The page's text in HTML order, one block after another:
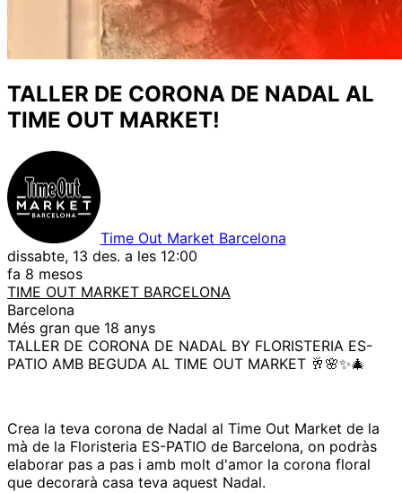
TALLER DE CORONA DE NADAL AL
TIME OUT MARKET!
Time Out Market Barcelona
dissabte, 13 des. a les 12:00
fa 8 mesos
TIME OUT MARKET BARCELONA
Barcelona
Més gran que 18 anys
TALLER DE CORONA DE NADAL BY FLORISTERIA ES-
PATIO AMB BEGUDA AL TIME OUT MARKET 🥂🌸✨🎄
Crea la teva corona de Nadal al Time Out Market de la
mà de la Floristeria ES-PATIO de Barcelona, on podràs
elaborar pas a pas i amb molt d'amor la corona floral
que decorarà casa teva aquest Nadal.